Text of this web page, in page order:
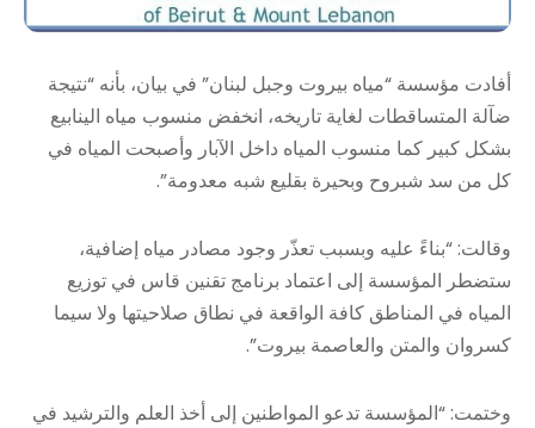
أفادت مؤسسة “مياه بيروت وجبل لبنان” في بيان، بأنه “نتيجة
ضآلة المتساقطات لغاية تاريخه، انخفض منسوب مياه الينابيع
بشكل كبير كما منسوب المياه داخل الآبار وأصبحت المياه في
كل من سد شبروح وبحيرة بقليع شبه معدومة”.
وقالت: “بناءً عليه وبسبب تعذّر وجود مصادر مياه إضافية،
ستضطر المؤسسة إلى اعتماد برنامج تقنين قاس في توزيع
المياه في المناطق كافة الواقعة في نطاق صلاحيتها ولا سيما
كسروان والمتن والعاصمة بيروت”.
وختمت: “المؤسسة تدعو المواطنين إلى أخذ العلم والترشيد في